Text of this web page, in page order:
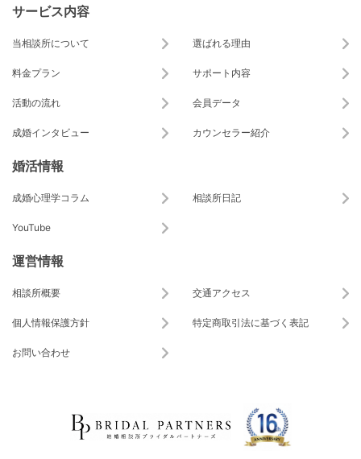
サービス内容
当相談所について 選ばれる理由
料金プラン サポート内容
活動の流れ 会員データ
成婚インタビュー カウンセラー紹介
婚活情報
成婚心理学コラム 相談所日記
YouTube
運営情報
相談所概要 交通アクセス
個人情報保護方針 特定商取引法に基づく表記
お問い合わせ